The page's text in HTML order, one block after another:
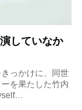
していなか
っかけに、同世
を果たした竹内